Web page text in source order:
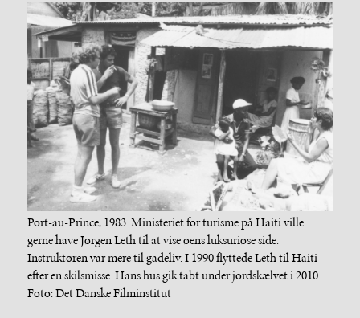
Port-au-Prince, 1983. Ministeriet for turisme på Haiti ville
gerne have Jørgen Leth til at vise øens luksuriøse side.
Instruktøren var mere til gadeliv. I 1990 flyttede Leth til Haiti
efter en skilsmisse. Hans hus gik tabt under jordskælvet i 2010.
Foto: Det Danske Filminstitut